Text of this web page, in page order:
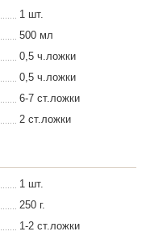
1 шт.
500 мл
0,5 ч.ложки
0,5 ч.ложки
6-7 ст.ложки
2 ст.ложки
1 шт.
250 г.
1-2 ст.ложки